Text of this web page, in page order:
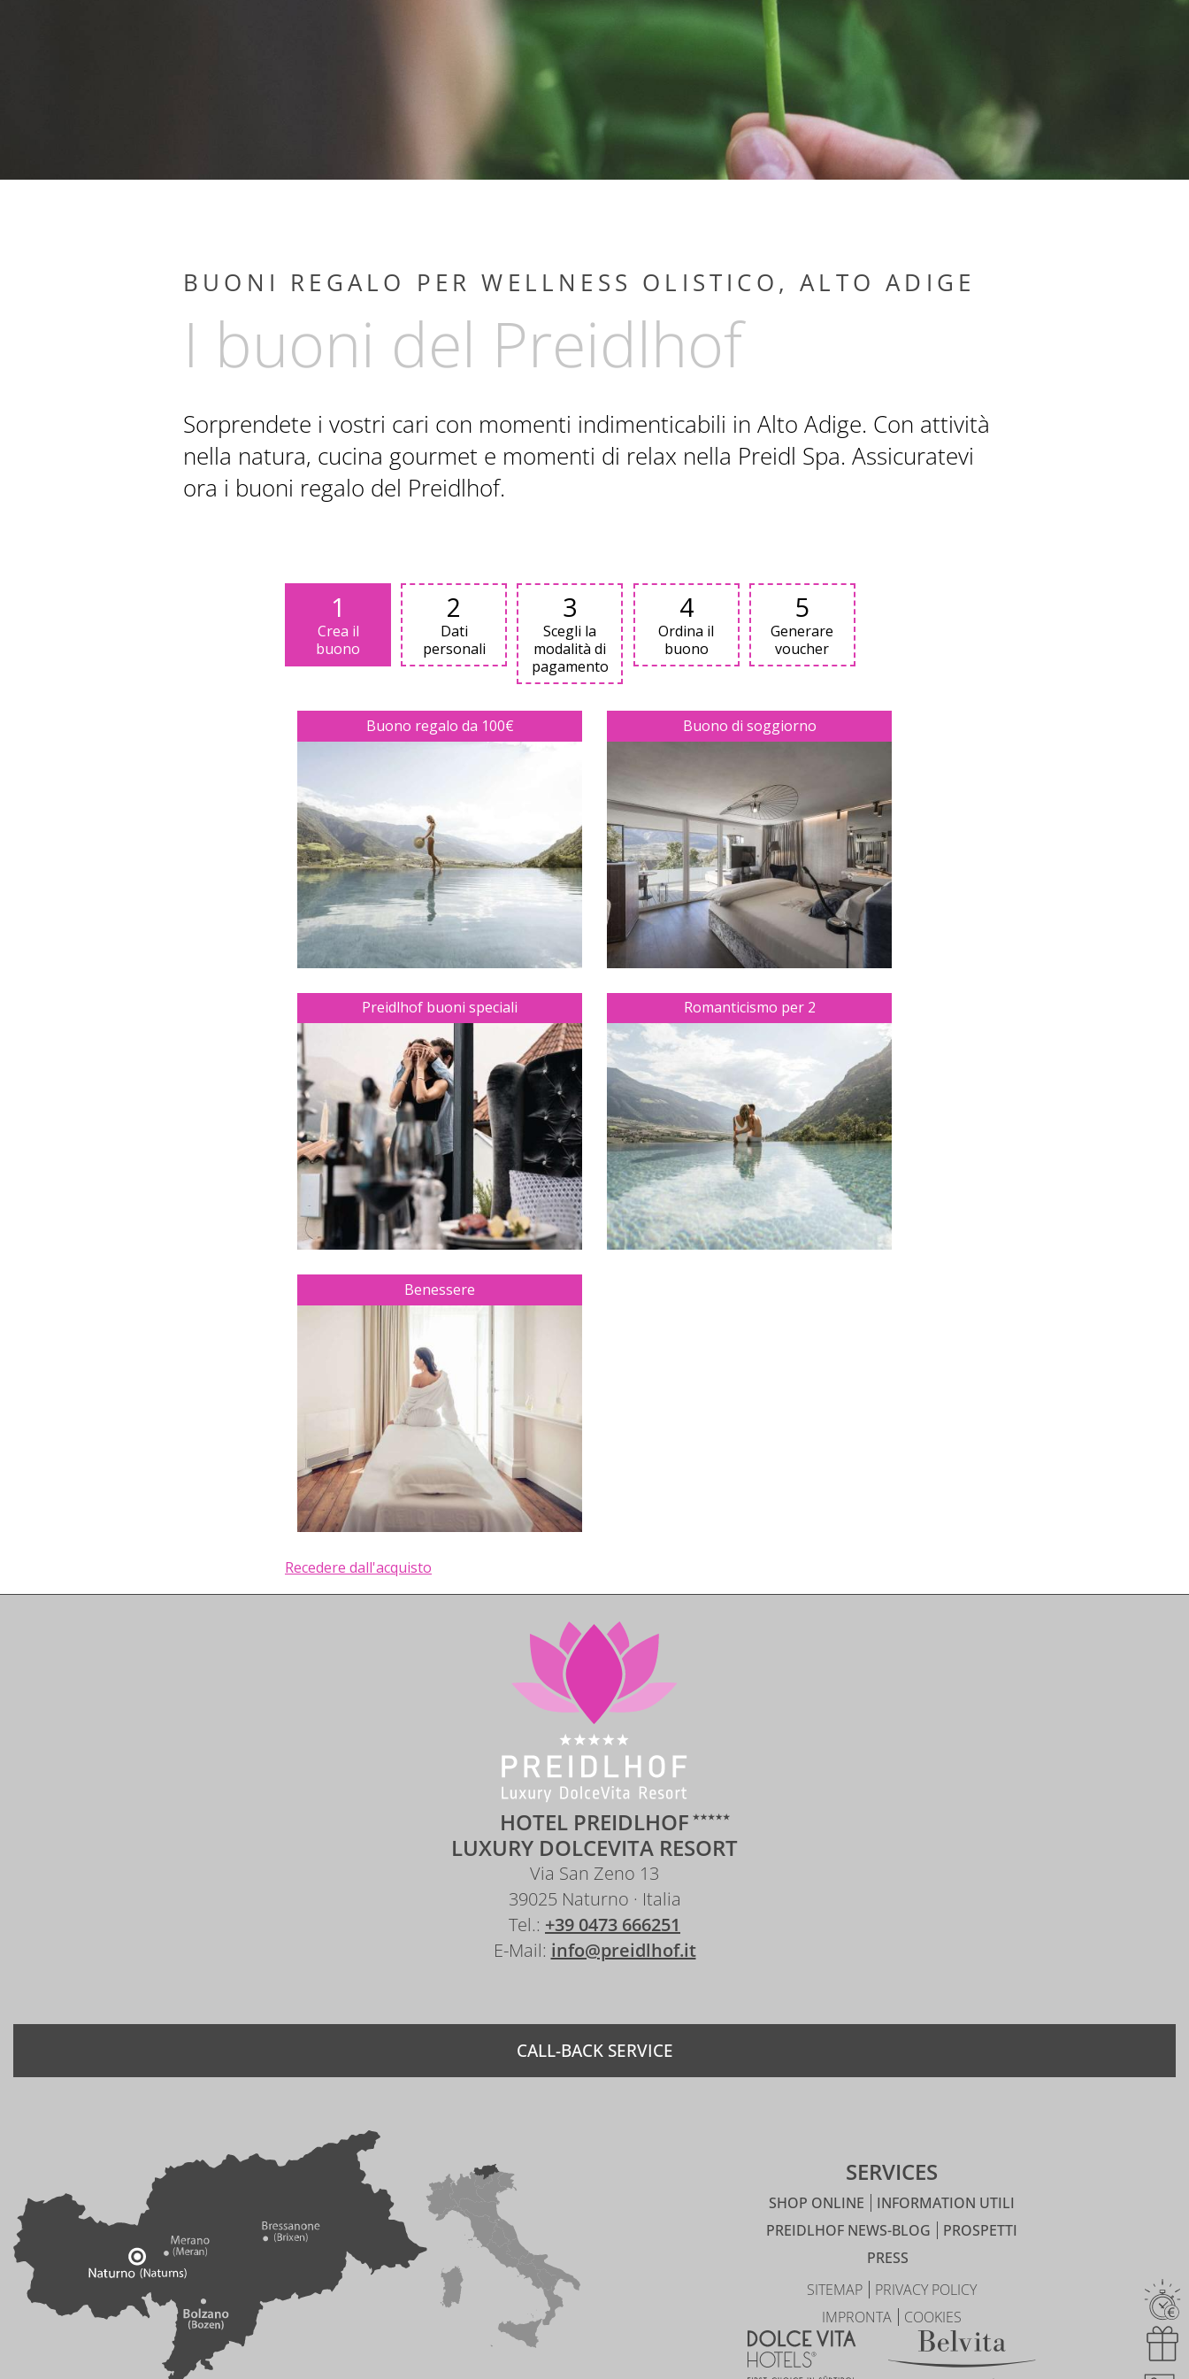
SPA & WELLNESS
CONTATTI
LAST MINUTE BUONI REGALI
VIDEO METEO
DOWNLOADS
BUONI REGALO PER WELLNESS OLISTICO, ALTO ADIGE
I buoni del Preidlhof
Sorprendete i vostri cari con momenti indimenticabili in Alto Adige. Con attività
nella natura, cucina gourmet e momenti di relax nella Preidl Spa. Assicuratevi
ora i buoni regalo del Preidlhof.
HOTEL PREIDLHOF
LUXURY DOLCEVITA RESORT
Via San Zeno 13
39025 Naturno · Italia
Tel.: +39 0473 666251
E-Mail: info@preidlhof.it
CALL-BACK SERVICE
SERVICES
SHOP ONLINE
INFORMATION UTILI
PREIDLHOF NEWS-BLOG
PROSPETTI
PRESS
SITEMAP
PRIVACY POLICY
IMPRONTA
COOKIES